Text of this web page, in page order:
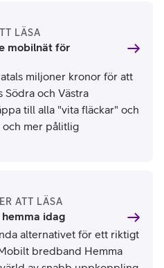
LÄSA
mobilnät för
miljoner kronor för att
och Västra
till alla "vita fläckar" och
och mer pålitlig
ATT LÄSA
idag
alternativet för ett riktigt
bredband Hemma